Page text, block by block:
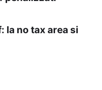
la no tax area si